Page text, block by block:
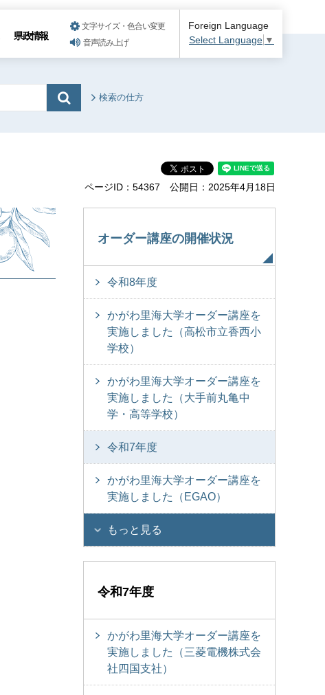
県政情報
文字サイズ・色合い変更
音声読み上げ
Foreign Language
Select Language ▼
検索の仕方
ページID：54367 公開日：2025年4月18日
オーダー講座の開催状況
令和8年度
かがわ里海大学オーダー講座を
実施しました（高松市立香西小
学校）
かがわ里海大学オーダー講座を
実施しました（大手前丸亀中
学・高等学校）
令和7年度
かがわ里海大学オーダー講座を
実施しました（EGAO）
もっと見る
令和7年度
かがわ里海大学オーダー講座を
実施しました（三菱電機株式会
社四国支社）